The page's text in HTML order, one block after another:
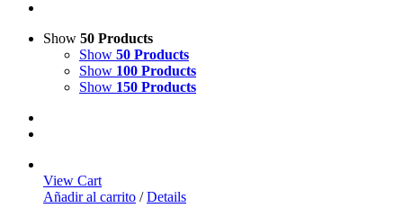
Show 50 Products
Show 50 Products
Show 100 Products
Show 150 Products
View Cart
Añadir al carrito / Details